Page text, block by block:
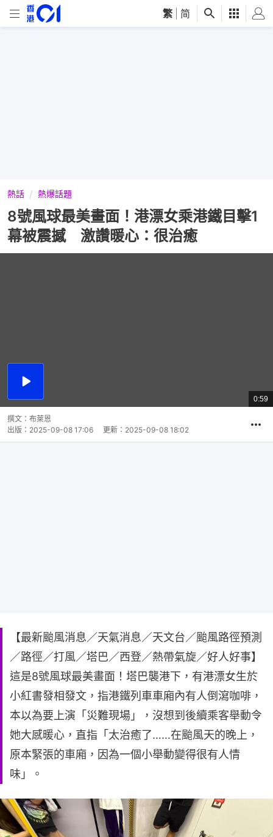
繁 简
熱話 熱爆話題
8號風球最美畫面！港漂女乘港鐵目擊1
幕被震撼 激讚暖心：很治癒
播
總
共
0:59
撰文： 布萊恩
出版： 2025-09-08 17:06 更新： 2025-09-08 18:02
【最新颱風消息／天氣消息／天文台／颱風路徑預測
／路徑／打風／塔巴／西登／熱帶氣旋／好人好事】
這是8號風球最美畫面！塔巴襲港下，有港漂女生於
小紅書發相發文，指港鐵列車車廂內有人倒瀉咖啡，
本以為要上演「災難現場」，沒想到後續乘客舉動令
她大感暖心，直指「太治癒了……在颱風天的晚上，
原本緊張的車廂，因為一個小舉動變得很有人情
味」。